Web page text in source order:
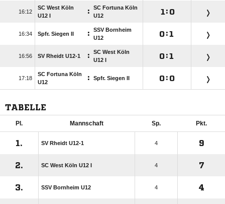

SC West Köln
U12 I
:
SC Fortuna Köln
U12
 : 
 Spfr. Siegen II :
SSV Bornheim
U12
 : 
 SV Rheidt U12-1 :
SC West Köln
U12 I
 : 

SC Fortuna Köln
U12
: Spfr. Siegen II  : 
TABELLE
Pl. Mannschaft Sp. Pkt.
1. SV Rheidt U12-1 4 9
2. SC West Köln U12 I 4 7
3. SSV Bornheim U12 4 4